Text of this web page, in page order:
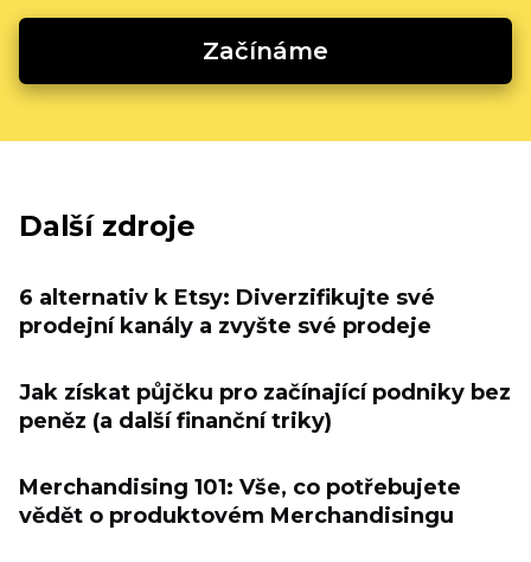
Začínáme
Další zdroje
6 alternativ k Etsy: Diverzifikujte své
prodejní kanály a zvyšte své prodeje
Jak získat půjčku pro začínající podniky bez
peněz (a další finanční triky)
Merchandising 101: Vše, co potřebujete
vědět o produktovém Merchandisingu